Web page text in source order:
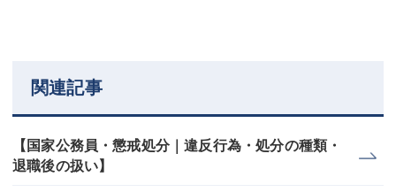
関連記事
【国家公務員・懲戒処分｜違反行為・処分の種類・
退職後の扱い】